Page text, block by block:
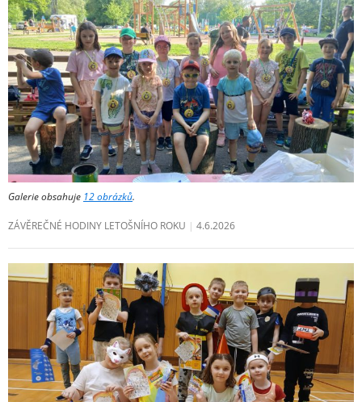
Galerie obsahuje 12 obrázků.
ZÁVĚREČNÉ HODINY LETOŠNÍHO ROKU 4.6.2026